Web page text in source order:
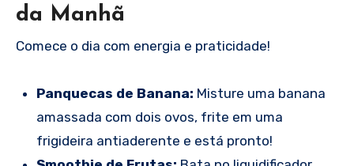
da Manhã
Comece o dia com energia e praticidade!
Panquecas de Banana: Misture uma banana
amassada com dois ovos, frite em uma
frigideira antiaderente e está pronto!